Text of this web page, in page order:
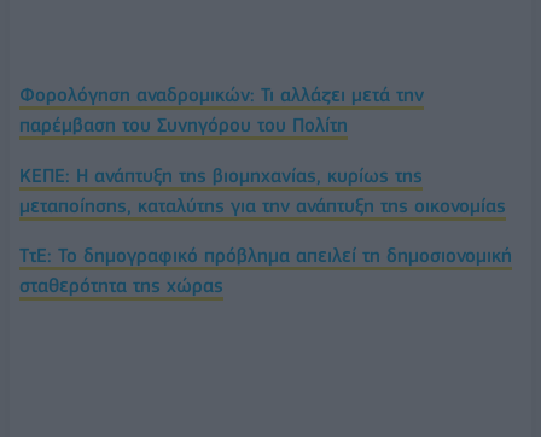
Φορολόγηση αναδρομικών: Τι αλλάζει μετά την
παρέμβαση του Συνηγόρου του Πολίτη
ΚΕΠΕ: Η ανάπτυξη της βιομηχανίας, κυρίως της
μεταποίησης, καταλύτης για την ανάπτυξη της οικονομίας
ΤτΕ: Το δημογραφικό πρόβλημα απειλεί τη δημοσιονομική
σταθερότητα της χώρας